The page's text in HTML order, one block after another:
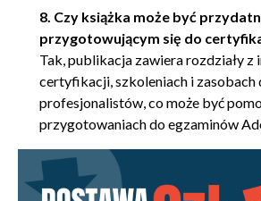
Narzędzie Color
(Zastępowanie
Narzędzie Clone
Narzędzie Pattern
wzorkiem) (114)
Narzędzie History
Narzędzie
8. Czy książka może być
przygotowującym się do
Tak, publikacja zawiera rozdziały z
certyfikacji, szkoleniach i zasobach
profesjonalistów, co może być
przygotowaniach do egzaminów